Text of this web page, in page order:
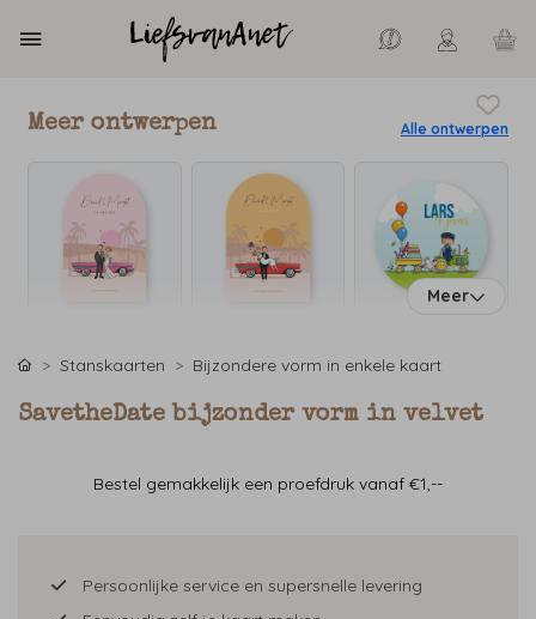
Meer ontwerpen Alle ontwerpen
Meer
Stanskaarten Bijzondere vorm in enkele kaart
SavetheDate bijzonder vorm in velvet
Bestel gemakkelijk een proefdruk vanaf €1,--
Persoonlijke service en supersnelle levering